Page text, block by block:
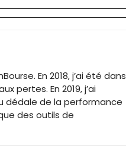
En 2018, j’ai été dans
pertes. En 2019, j’ai
de la performance
des outils de